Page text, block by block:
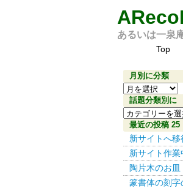
あるいは一泉
Top
月別に分類
月
別
に
分
類
話題分類別に
話
題
分
類
別
に
最近の投稿 25
新サイトへ移
新サイト作業
陶片木のお皿
篆書体の刻字